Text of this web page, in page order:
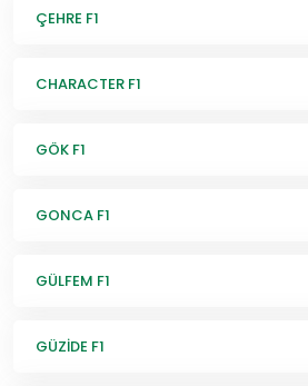
ÇEHRE F1
CHARACTER F1
GÖK F1
GONCA F1
GÜLFEM F1
GÜZİDE F1